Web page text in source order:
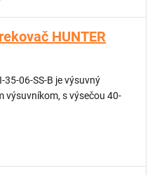
HUNTER
35-06-SS-B je výsuvný